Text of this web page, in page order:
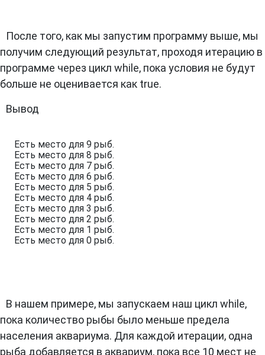
После того, как мы запустим программу выше, мы
получим следующий результат, проходя итерацию в
программе через цикл while, пока условия не будут
больше не оценивается как true.
Вывод
Есть место для 9 рыб.
Есть место для 8 рыб.
Есть место для 7 рыб.
Есть место для 6 рыб.
Есть место для 5 рыб.
Есть место для 4 рыб.
Есть место для 3 рыб.
Есть место для 2 рыб.
Есть место для 1 рыб.
Есть место для 0 рыб.
В нашем примере, мы запускаем наш цикл while,
пока количество рыбы было меньше предела
населения аквариума. Для каждой итерации, одна
рыба добавляется в аквариум, пока все 10 мест не